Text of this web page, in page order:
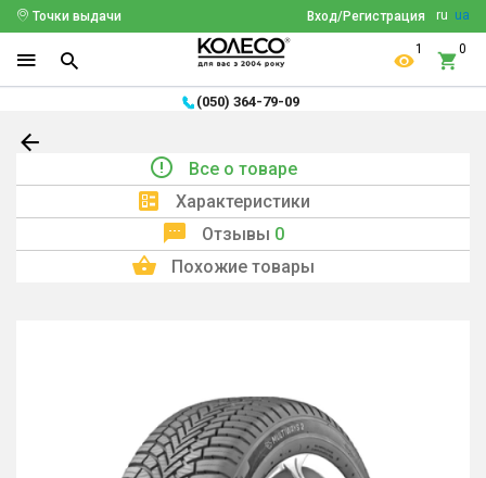
ru ua
Вход/Регистрация
Точки выдачи
1 0
(050) 364-79-09
Все о товаре
Характеристики
Отзывы 0
Похожие товары